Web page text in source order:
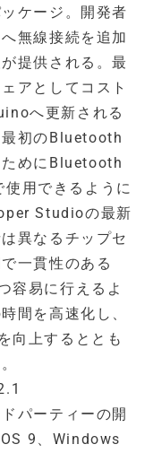
ケージ。開発者
無線接続を追加
提供される。最
アとしてコスト
へ更新される
最初のBluetooth
ためにBluetooth
用できるように
Studioの最新
異なるチップセ
一貫性のある
容易に行えるよ
間を高速化し、
向上するととも
パーティーの開
9、Windows